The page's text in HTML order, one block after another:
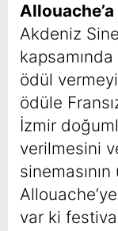
Akdeniz
ödül
ödüle
İzmir
verilmesini
var ki